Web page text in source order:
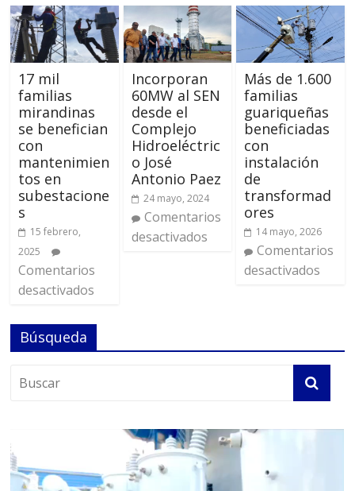
17 mil
familias
mirandinas
se benefician
con
mantenimien
tos en
subestacione
s
15 febrero,
2025
Comentarios
desactivados
Incorporan
60MW al SEN
desde el
Complejo
Hidroeléctric
o José
Antonio Paez
24 mayo, 2024
Comentarios
desactivados
Más de 1.600
familias
guariqueñas
beneficiadas
con
instalación
de
transformad
ores
14 mayo, 2026
Comentarios
desactivados
Búsqueda